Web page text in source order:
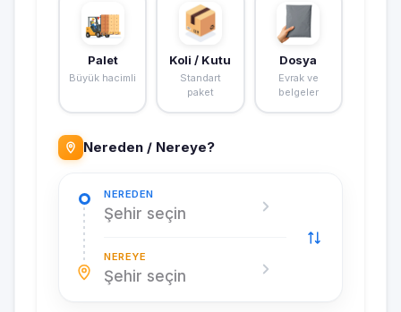
Palet
Büyük hacimli
Koli / Kutu
Standart
paket
Dosya
Evrak ve
belgeler
Nereden / Nereye?
NEREDEN
Şehir seçin
NEREYE
Şehir seçin